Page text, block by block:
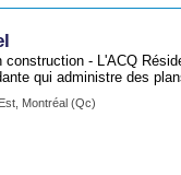
construction - L'ACQ
qui administre des
Montréal (Qc)